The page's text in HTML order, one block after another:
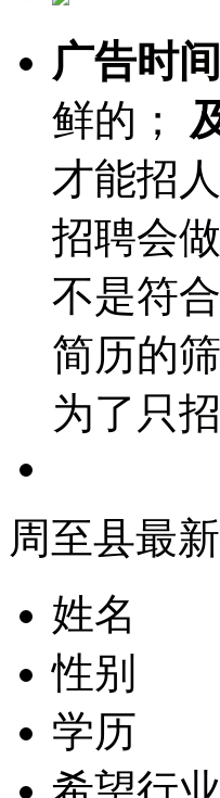
广告时
鲜的；
才能招
招聘会
不是符
简历的
为了只
周至县最
姓名
性别
学历